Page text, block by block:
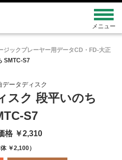
ジックプレーヤー用データCD・FD-大正
SMTC-S7
データディスク
スク 段平いのち
S7
格 ￥2,310
体 ￥2,100）